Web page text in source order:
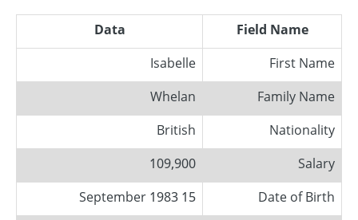
Field Name
Data
First Name
Isabelle
Family Name
Whelan
Nationality
British
Salary
109,900
Date of Birth
15 September 1983